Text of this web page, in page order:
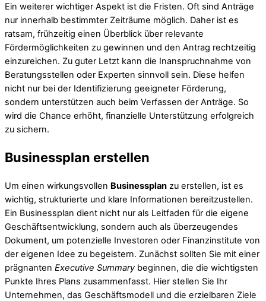
Ein weiterer wichtiger Aspekt ist die Fristen. Oft sind Anträge
nur innerhalb bestimmter Zeiträume möglich. Daher ist es
ratsam, frühzeitig einen Überblick über relevante
Fördermöglichkeiten zu gewinnen und den Antrag rechtzeitig
einzureichen. Zu guter Letzt kann die Inanspruchnahme von
Beratungsstellen oder Experten sinnvoll sein. Diese helfen
nicht nur bei der Identifizierung geeigneter Förderung,
sondern unterstützen auch beim Verfassen der Anträge. So
wird die Chance erhöht, finanzielle Unterstützung erfolgreich
zu sichern.
Businessplan erstellen
Um einen wirkungsvollen Businessplan zu erstellen, ist es
wichtig, strukturierte und klare Informationen bereitzustellen.
Ein Businessplan dient nicht nur als Leitfaden für die eigene
Geschäftsentwicklung, sondern auch als überzeugendes
Dokument, um potenzielle Investoren oder Finanzinstitute von
der eigenen Idee zu begeistern. Zunächst sollten Sie mit einer
prägnanten Executive Summary beginnen, die die wichtigsten
Punkte Ihres Plans zusammenfasst. Hier stellen Sie Ihr
Unternehmen, das Geschäftsmodell und die erzielbaren Ziele